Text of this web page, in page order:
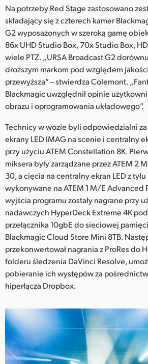
Na potrzeby Red Stage zastosowano
składający się z czterech kamer
G2 wyposażonych w szeroką gamę
86x UHD Studio Box, 70x Studio Box,
wiele PTZ. „URSA Broadcast G2
droższym markom pod względem
przewyższa” – stwierdza Colemont.
Blackmagic uwzględnił opinie
obrazu i oprogramowania układowego”.
Technicy w wozie byli odpowiedzialni
ekrany LED IMAG na scenie i centralny
przy użyciu ATEM Constellation 8K.
miksera były zarządzane przez ATEM 2
30, a cięcia na centralny ekran LED z
wykonywane na ATEM 1 M/E Advanced
wyjścia programu zostały nagrane przy
nadawczych HyperDeck Extreme 4K
przełącznika 10gbE do sieciowej
Blackmagic Cloud Store Mini 8TB.
przekonwertował nagrania z ProRes do
folderu śledzenia DaVinci Resolve,
pobieranie ich występów za
hiperłącza Dropbox.